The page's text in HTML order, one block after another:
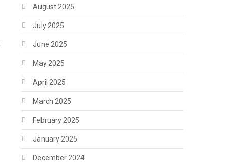
August 2025
July 2025
June 2025
May 2025
April 2025
March 2025
February 2025
January 2025
December 2024